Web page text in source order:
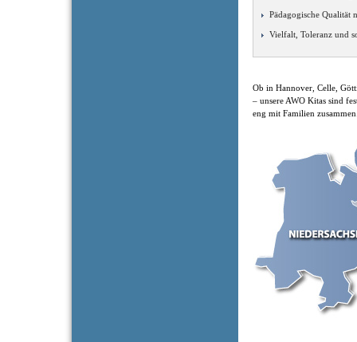
Pädagogische Qualität
Vielfalt, Toleranz und
Ob in Hannover, Celle,
– unsere AWO Kitas sind
eng mit Familien